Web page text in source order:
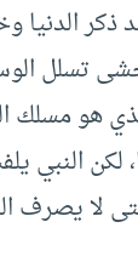
ذكر
تسلل
هو
لكن النبي
لا يصرف